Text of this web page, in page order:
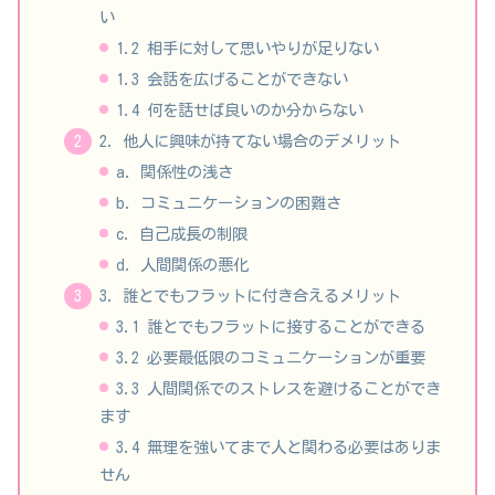
い
1.2 相手に対して思いやりが足りない
1.3 会話を広げることができない
1.4 何を話せば良いのか分からない
2. 他人に興味が持てない場合のデメリット
a. 関係性の浅さ
b. コミュニケーションの困難さ
c. 自己成長の制限
d. 人間関係の悪化
3. 誰とでもフラットに付き合えるメリット
3.1 誰とでもフラットに接することができる
3.2 必要最低限のコミュニケーションが重要
3.3 人間関係でのストレスを避けることができ
ます
3.4 無理を強いてまで人と関わる必要はありま
せん